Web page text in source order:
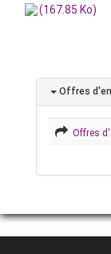
(167.85 Ko)
Offres
Offres